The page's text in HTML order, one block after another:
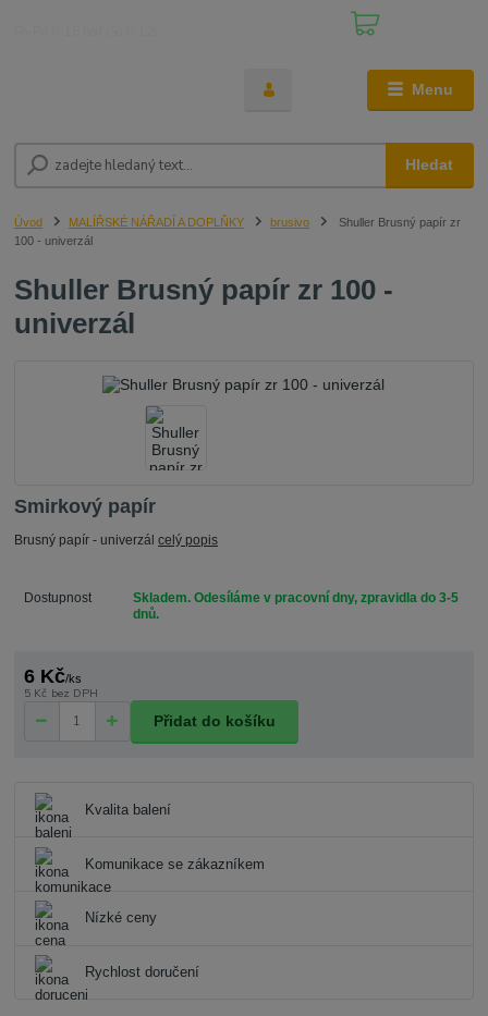
Menu
Hledat
Úvod MALÍŘSKÉ NÁŘADÍ A DOPLŇKY brusivo
Shuller Brusný papír zr
100 - univerzál
Shuller Brusný papír zr 100 -
univerzál
Smirkový papír
Brusný papír - univerzálcelý popis
Dostupnost
Skladem. Odesíláme v pracovní dny, zpravidla do 3-5
dnů.
6 Kč/ks
5 Kč bez DPH
Přidat do košíku
Kvalita balení
Komunikace se zákazníkem
Nízké ceny
Rychlost doručení